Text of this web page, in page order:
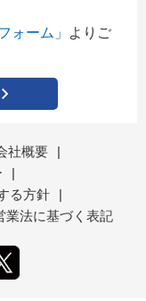
ォーム」
よりご
社概要
|
|
る方針
|
業法に基づく表記